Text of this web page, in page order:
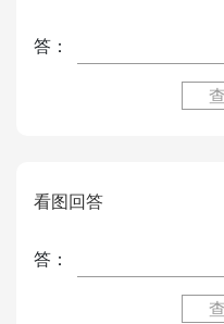
答：
看图回答
答：